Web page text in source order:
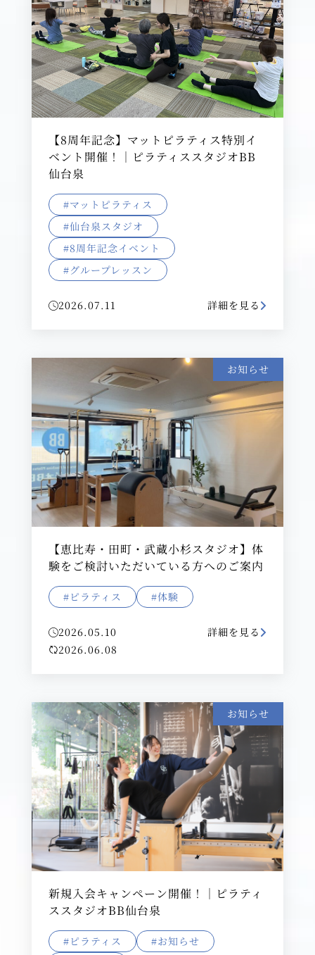
【8周年記念】マットピラティス特別イ
ベント開催！｜ピラティススタジオBB
仙台泉
#マットピラティス
#仙台泉スタジオ
#8周年記念イベント
#グループレッスン
2026.07.11 詳細を見る
お知らせ
【恵比寿・田町・武蔵小杉スタジオ】体
験をご検討いただいている方へのご案内
#ピラティス #体験
2026.05.10
2026.06.08
詳細を見る
お知らせ
新規入会キャンペーン開催！｜ピラティ
ススタジオBB仙台泉
#ピラティス
#お知らせ